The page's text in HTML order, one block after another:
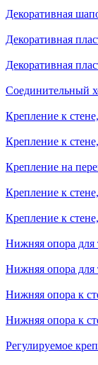
Декоративная
Декоративная
Декоративная
Соединительный
Крепление к
Крепление к
Крепление на
Крепление к
Крепление к
Нижняя опора
Нижняя опора
Нижняя опора к
Нижняя опора к
Регулируемое